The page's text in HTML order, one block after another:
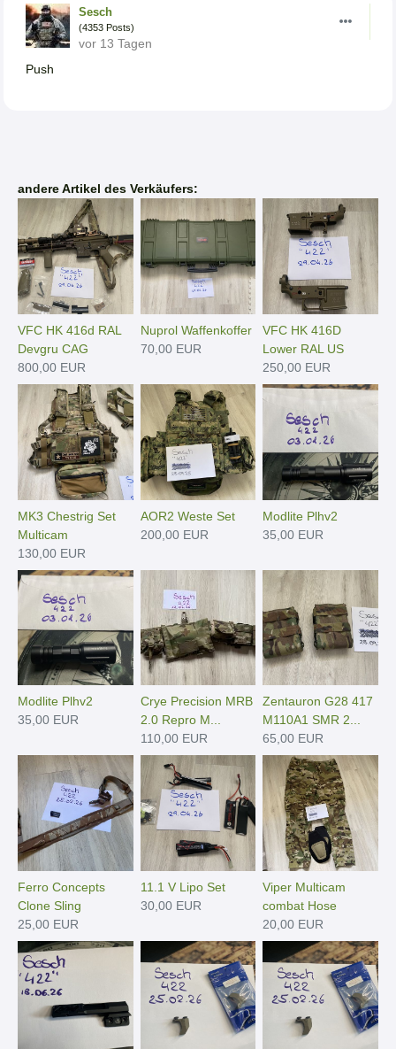
Sesch
(4353 Posts)
vor 13 Tagen
Push
andere Artikel des Verkäufers:
VFC HK 416d RAL
Devgru CAG
800,00 EUR
Nuprol Waffenkoffer
70,00 EUR
VFC HK 416D
Lower RAL US
250,00 EUR
MK3 Chestrig Set
Multicam
130,00 EUR
AOR2 Weste Set
200,00 EUR
Modlite Plhv2
35,00 EUR
Modlite Plhv2
35,00 EUR
Crye Precision MRB
2.0 Repro M...
110,00 EUR
Zentauron G28 417
M110A1 SMR 2...
65,00 EUR
Ferro Concepts
Clone Sling
25,00 EUR
11.1 V Lipo Set
30,00 EUR
Viper Multicam
combat Hose
20,00 EUR